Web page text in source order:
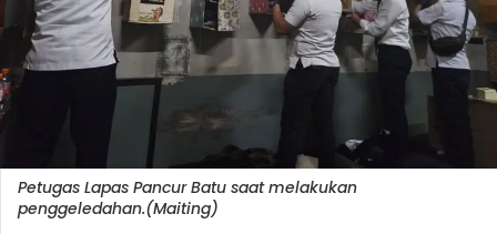
Petugas Lapas Pancur Batu saat melakukan
penggeledahan.(Maiting)